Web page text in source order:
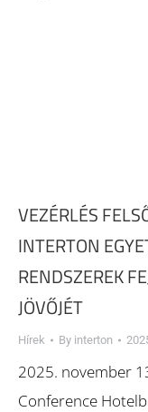
VEZÉRLÉS
INTERTON
RENDSZEREK
JÖVŐJÉT
Hírek By interton
2025. november
Conference